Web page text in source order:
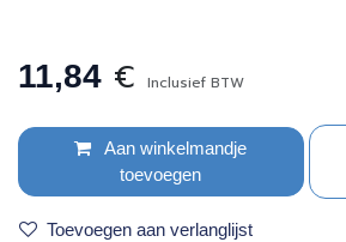
11,84 € Inclusief BTW
Aan winkelmandje
toevoegen
Toevoegen aan verlanglijst